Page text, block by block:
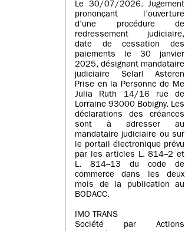
Le 30/07/2026. Jugement
prononçant l’ouverture
d’une procédure de
redressement judiciaire,
date de cessation des
paiements le 30 janvier
2025, désignant mandataire
judiciaire Selarl Asteren
Prise en la Personne de Me
Julia Ruth 14/16 rue de
Lorraine 93000 Bobigny. Les
déclarations des créances
sont à adresser au
mandataire judiciaire ou sur
le portail électronique prévu
par les articles L. 814–2 et
L. 814–13 du code de
commerce dans les deux
mois de la publication au
BODACC.
IMO TRANS
Société par Actions